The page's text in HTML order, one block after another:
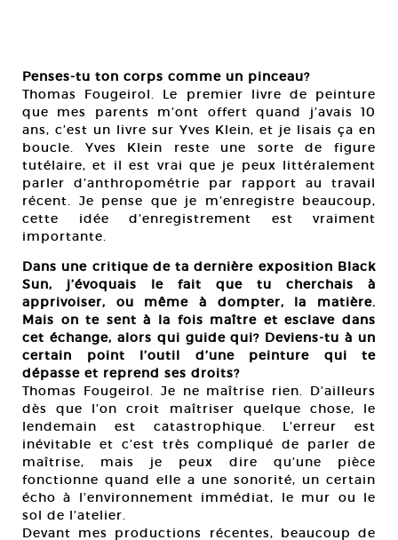
Penses-tu ton corps comme un pinceau?
Thomas Fougeirol. Le premier livre de peinture
que mes parents m’ont offert quand j’avais 10
ans, c’est un livre sur Yves Klein, et je lisais ça en
boucle. Yves Klein reste une sorte de figure
tutélaire, et il est vrai que je peux littéralement
parler d’anthropométrie par rapport au travail
récent. Je pense que je m’enregistre beaucoup,
cette idée d’enregistrement est vraiment
importante.
Dans une critique de ta dernière exposition Black
Sun, j’évoquais le fait que tu cherchais à
apprivoiser, ou même à dompter, la matière.
Mais on te sent à la fois maître et esclave dans
cet échange, alors qui guide qui? Deviens-tu à un
certain point l’outil d’une peinture qui te
dépasse et reprend ses droits?
Thomas Fougeirol. Je ne maîtrise rien. D’ailleurs
dès que l’on croit maîtriser quelque chose, le
lendemain est catastrophique. L’erreur est
inévitable et c’est très compliqué de parler de
maîtrise, mais je peux dire qu’une pièce
fonctionne quand elle a une sonorité, un certain
écho à l’environnement immédiat, le mur ou le
sol de l’atelier.
Devant mes productions récentes, beaucoup de